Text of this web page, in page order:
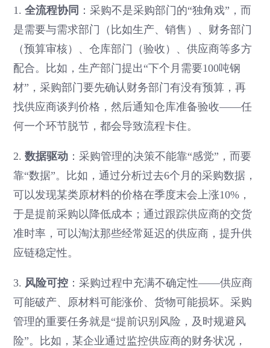
1.全流程协同 ：采购不是采购部门的“独角戏”，而
是需要与需求部门（比如生产、销售）、财务部门
（预算审核）、仓库部门（验收）、供应商等多方
配合。比如，生产部门提出“下个月需要100吨钢
材”，采购部门要先确认财务部门有没有预算，再
找供应商谈判价格，然后通知仓库准备验收——任
何一个环节脱节，都会导致流程卡住。
2.数据驱动 ：采购管理的决策不能靠“感觉”，而要
靠“数据”。比如，通过分析过去6个月的采购数据，
可以发现某类原材料的价格在季度末会上涨10%，
于是提前采购以降低成本；通过跟踪供应商的交货
准时率，可以淘汰那些经常延迟的供应商，提升供
应链稳定性。
3. 风险可控 ：采购过程中充满不确定性——供应商
可能破产、原材料可能涨价、货物可能损坏。采购
管理的重要任务就是“提前识别风险，及时规避风
险”。比如，某企业通过监控供应商的财务状况，